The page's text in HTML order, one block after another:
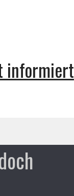
informiert